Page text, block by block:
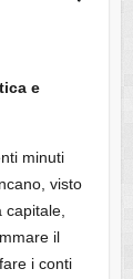
e
minuti
visto
il
i conti